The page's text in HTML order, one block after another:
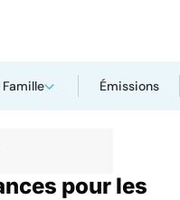
Famille Émissions
pour les